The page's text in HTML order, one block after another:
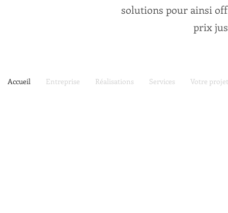
solutions pour ainsi
prix
Accueil Entreprise Réalisations Services Votre projet